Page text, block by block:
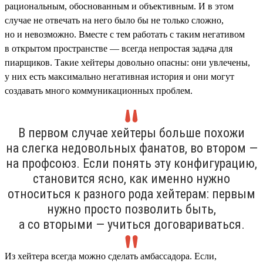
рациональным, обоснованным и объективным. И в этом
случае не отвечать на него было бы не только сложно,
но и невозможно. Вместе с тем работать с таким негативом
в открытом пространстве — всегда непростая задача для
пиарщиков. Такие хейтеры довольно опасны: они увлечены,
у них есть максимально негативная история и они могут
создавать много коммуникационных проблем.
В первом случае хейтеры больше похожи
на слегка недовольных фанатов, во втором —
на профсоюз. Если понять эту конфигурацию,
становится ясно, как именно нужно
относиться к разного рода хейтерам: первым
нужно просто позволить быть,
а со вторыми — учиться договариваться.
Из хейтера всегда можно сделать амбассадора. Если,